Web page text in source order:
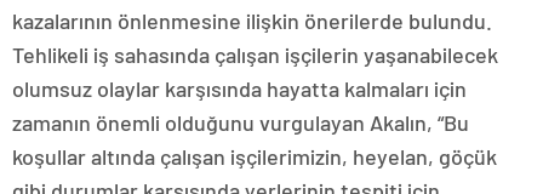
kazalarının önlenmesine ilişkin önerilerde bulundu.
Tehlikeli iş sahasında çalışan işçilerin yaşanabilecek
olumsuz olaylar karşısında hayatta kalmaları için
zamanın önemli olduğunu vurgulayan Akalın, “Bu
koşullar altında çalışan işçilerimizin, heyelan, göçük